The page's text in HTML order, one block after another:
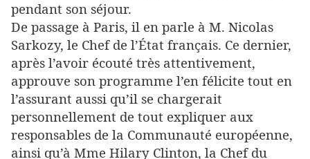
pendant son séjour.
De passage à Paris, il en parle à M. Nicolas
Sarkozy, le Chef de l’État français. Ce dernier,
après l’avoir écouté très attentivement,
approuve son programme l’en félicite tout en
l’assurant aussi qu’il se chargerait
personnellement de tout expliquer aux
responsables de la Communauté européenne,
ainsi qu’à Mme Hilary Clinton, la Chef du